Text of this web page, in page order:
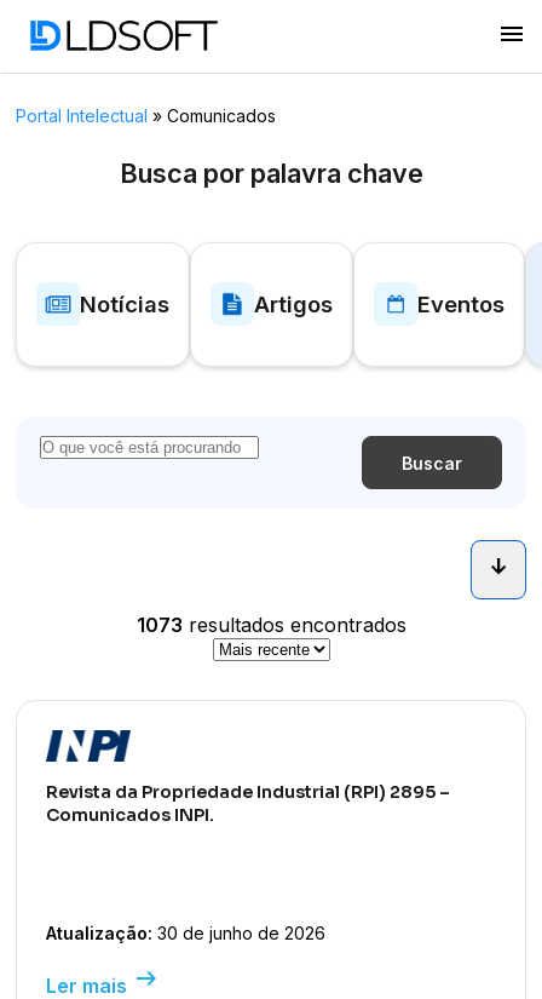
menu
Portal Intelectual » Comunicados
Busca por palavra chave
Notícias Artigos Eventos
Buscar
arrow_downward_alt
1073 resultados encontrados
Revista da Propriedade Industrial (RPI) 2895 –
Comunicados INPI.
Atualização: 30 de junho de 2026
Ler mais arrow_right_alt